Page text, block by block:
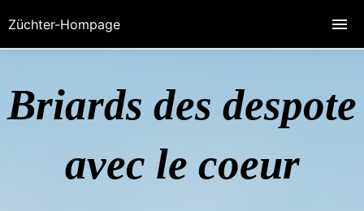
Briards des despote
avec le coeur
Züchter-Hompage